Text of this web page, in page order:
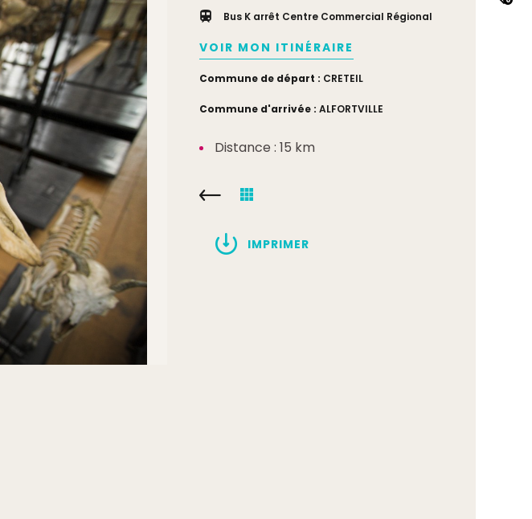
Bus K arrêt Centre Commercial Régional
VOIR MON ITINÉRAIRE
Commune de départ : CRETEIL
Commune d'arrivée : ALFORTVILLE
Distance : 15 km
IMPRIMER